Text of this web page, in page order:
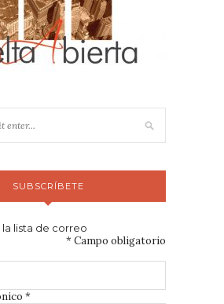
SUBSCRÍBETE
lista de correo
* Campo obligatorio
*